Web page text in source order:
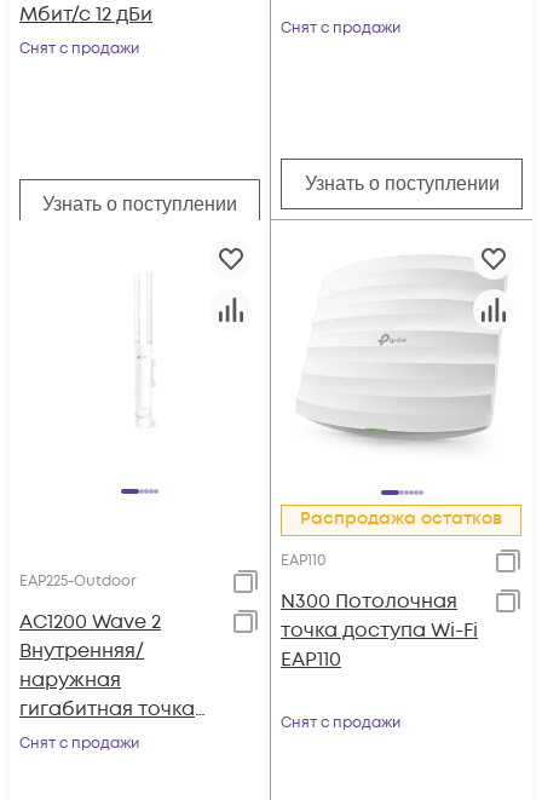
Мбит/с 12 дБи
Снят с продажи
Узнать о поступлении
Снят с продажи
Узнать о поступлении
EAP225-Outdoor
AC1200 Wave 2
Внутренняя/
наружная
гигабитная точка
доступа MU-MIMO
Снят с продажи
Распродажа остатков
EAP110
N300 Потолочная
точка доступа Wi-Fi
EAP110
Снят с продажи